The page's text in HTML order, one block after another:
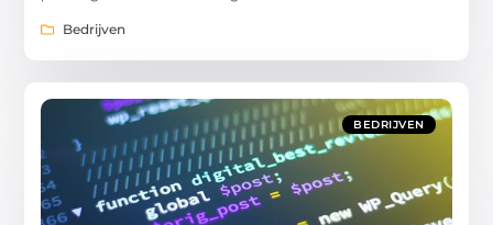
Bedrijven
BEDRIJVEN